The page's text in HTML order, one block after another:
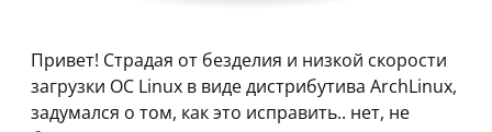
Привет! Страдая от безделия и низкой скорости
загрузки ОС Linux в виде дистрибутива ArchLinux,
задумался о том, как это исправить.. нет, не